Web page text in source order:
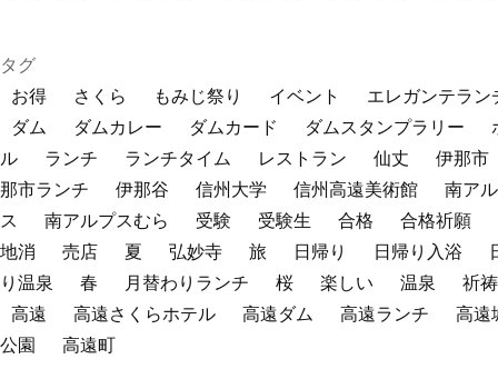
タグ
お得
さくら もみじ祭り イベント
エレガンテラン
ダム
ダムカレー ダムカード ダムスタンプラリー
ル
ランチ ランチタイム レストラン 仙丈
伊那市
那市ランチ
伊那谷 信州大学 信州高遠美術館
南ア
ス
南アルプスむら 受験 受験生 合格
合格祈願
地消
売店 夏 弘妙寺 旅 日帰り 日帰り入浴
り温泉
春 月替わりランチ 桜 楽しい 温泉
祈祷
高遠
高遠さくらホテル 高遠ダム 高遠ランチ
高遠
公園
高遠町